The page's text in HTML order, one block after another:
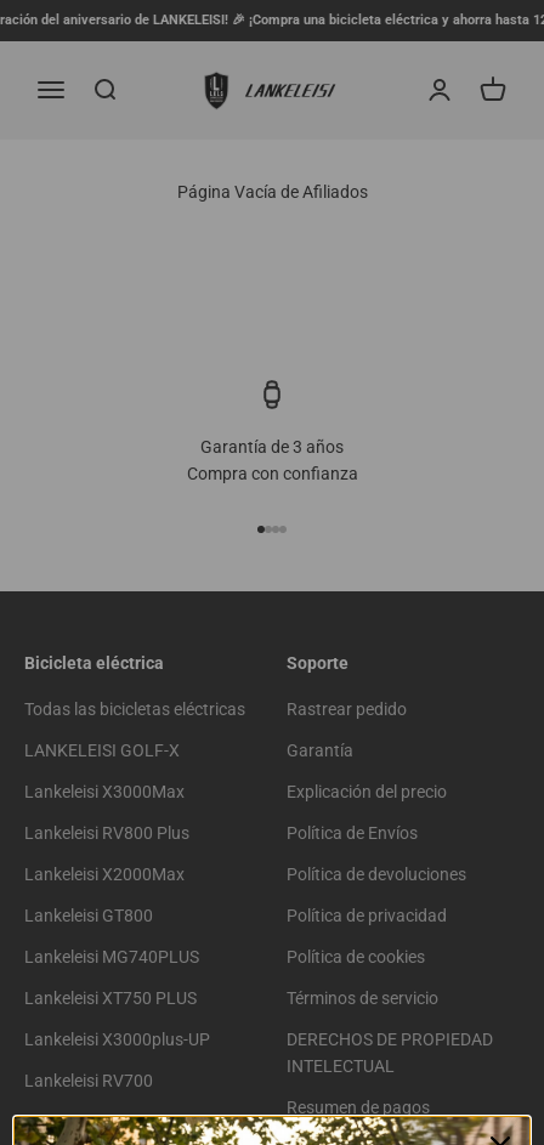
Ir al contenido
del aniversario de LANKELEISI! 🎉 ¡Compra una bicicleta eléctrica y ahorra hasta
Menú Buscar
lankeleisi.eu
Iniciar sesión
Carrito
Página Vacía de Afiliados
Garantía de 3 años
Compra con confianza
Bicicleta eléctrica
Todas las bicicletas eléctricas
LANKELEISI GOLF-X
Lankeleisi X3000Max
Lankeleisi RV800 Plus
Lankeleisi X2000Max
Lankeleisi GT800
Lankeleisi MG740PLUS
Lankeleisi XT750 PLUS
Lankeleisi X3000plus-UP
Lankeleisi RV700
Lankeleisi ES500PRO
Soporte
Rastrear pedido
Garantía
Explicación del precio
Política de Envíos
Política de devoluciones
Política de privacidad
Política de cookies
Términos de servicio
DERECHOS DE PROPIEDAD
INTELECTUAL
Resumen de pagos